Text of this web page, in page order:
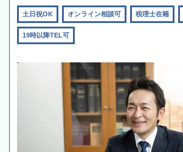
土日祝OK オンライン相談可 税理士在籍
19時以降TEL可